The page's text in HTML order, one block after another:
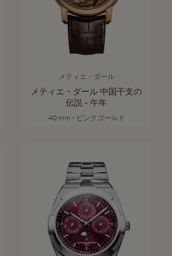
メティエ・ダール
メティエ・ダール 中国干支の
伝説 - 午年
40 mm - ピンクゴールド